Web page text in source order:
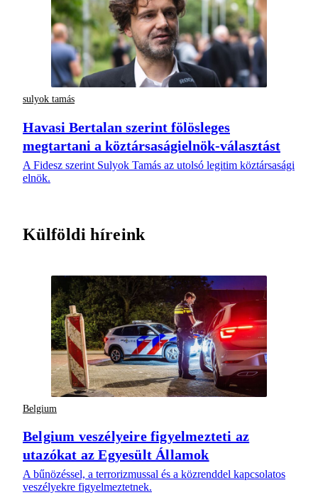
sulyok tamás
Havasi Bertalan szerint fölösleges
megtartani a köztársaságielnök-választást
A Fidesz szerint Sulyok Tamás az utolsó legitim köztársasági
elnök.
Külföldi híreink
Belgium
Belgium veszélyeire figyelmezteti az
utazókat az Egyesült Államok
A bűnözéssel, a terrorizmussal és a közrenddel kapcsolatos
veszélyekre figyelmeztetnek.